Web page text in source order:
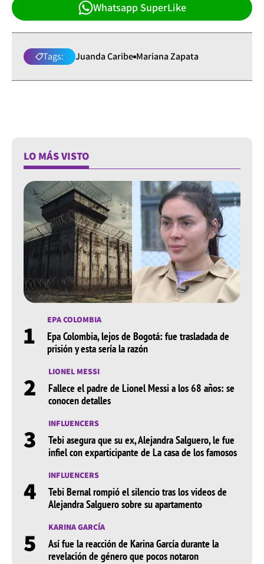
Whatsapp SuperLike
Tags: Juanda Caribe Mariana Zapata
LO MÁS VISTO
1 EPA COLOMBIA
Epa Colombia, lejos de Bogotá: fue trasladada de
prisión y esta sería la razón
2 LIONEL MESSI
Fallece el padre de Lionel Messi a los 68 años: se
conocen detalles
3 INFLUENCERS
Tebi asegura que su ex, Alejandra Salguero, le fue
infiel con exparticipante de La casa de los famosos
4 INFLUENCERS
Tebi Bernal rompió el silencio tras los videos de
Alejandra Salguero sobre su apartamento
5 KARINA GARCÍA
Así fue la reacción de Karina García durante la
revelación de género que pocos notaron